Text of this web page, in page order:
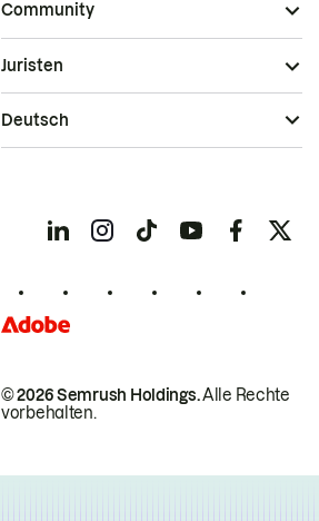
Community
© 2026 Semrush Holdings.Alle Rechte
vorbehalten.
Juristen
Deutsch